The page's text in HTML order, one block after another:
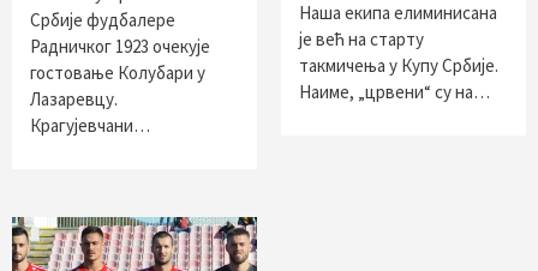
Србије фудбалере
Радничког 1923 очекује
гостовање Колубари у
Лазаревцу.
Крагујевчани…
Наша екипа елиминисана
је већ на старту
такмичења у Купу Србије.
Наиме, „црвени“ су на…